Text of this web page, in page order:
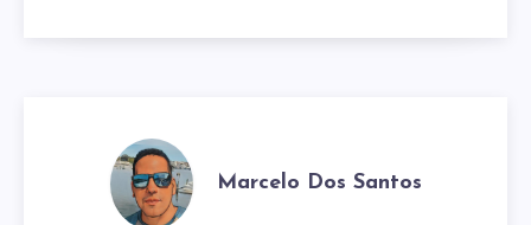
Marcelo Dos Santos